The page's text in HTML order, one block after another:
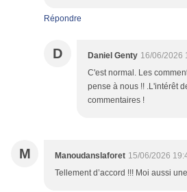
Répondre
D Daniel Genty 16/06/2026
C'est normal. Les
pense à nous !! .L'intérêt
commentaires !
M Manoudanslaforet 15/06/2026
Tellement d’accord !!! Moi aussi